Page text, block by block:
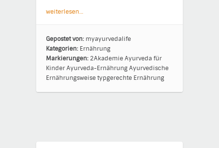
weiterlesen…
Gepostet von: myayurvedalife
Kategorien: Ernährung
Markierungen: 2AkademieAyurveda für
KinderAyurveda-ErnährungAyurvedische
Ernährungsweisetypgerechte Ernährung